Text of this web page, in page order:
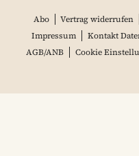
Abo Vertrag widerrufen
Impressum
Kontakt
AGB/ANB
Cookie